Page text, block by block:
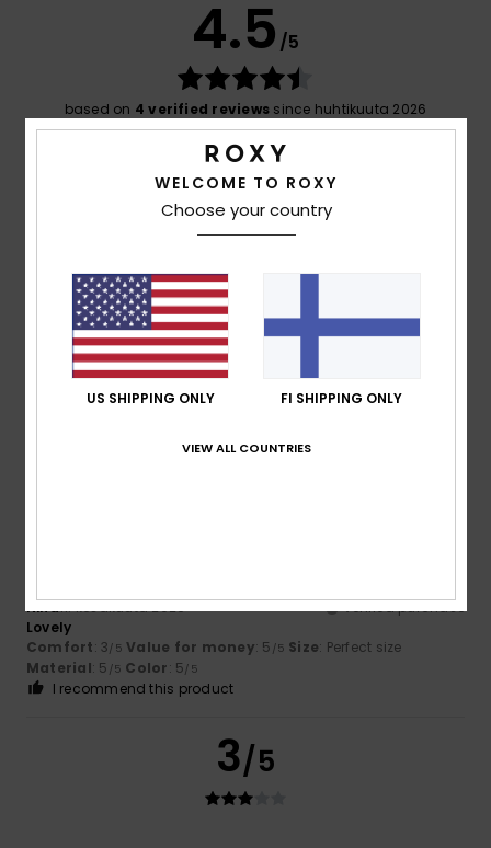
4.5 /5
based on 4 verified reviews since huhtikuuta 2026
75% of our customers recommend this product
Comfort
Value for money
4.5
Size
Too small Too large
Material
Color
Nina11. kesäkuuta 2026
Verified purchase
Lovely
Comfort: 3/5 Value for money: 5 /5 Size: Perfect size
Material: 5 /5 Color: 5/5
I recommend this product
3/5
WELCOME TO ROXY
Choose your country
US SHIPPING ONLY FI SHIPPING ONLY
VIEW ALL COUNTRIES